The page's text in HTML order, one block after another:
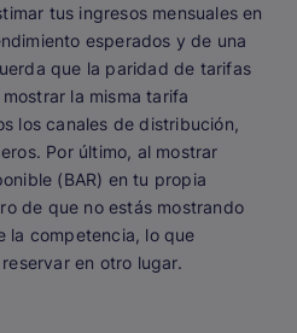
tus ingresos mensuales en
esperados y de una
que la paridad de tarifas
la misma tarifa
los canales de distribución,
Por último, al mostrar
(BAR) en tu propia
de que no estás mostrando
la competencia, lo que
en otro lugar.